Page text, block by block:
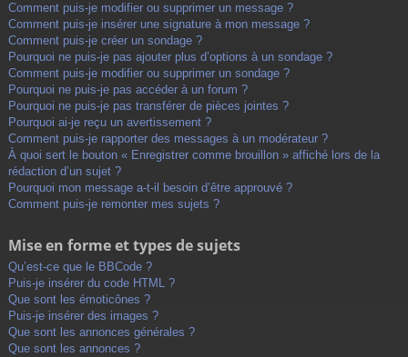
Comment puis-je modifier ou supprimer un message ?
Comment puis-je insérer une signature à mon message ?
Comment puis-je créer un sondage ?
Pourquoi ne puis-je pas ajouter plus d’options à un sondage ?
Comment puis-je modifier ou supprimer un sondage ?
Pourquoi ne puis-je pas accéder à un forum ?
Pourquoi ne puis-je pas transférer de pièces jointes ?
Pourquoi ai-je reçu un avertissement ?
Comment puis-je rapporter des messages à un modérateur ?
À quoi sert le bouton « Enregistrer comme brouillon » affiché lors de la
rédaction d’un sujet ?
Pourquoi mon message a-t-il besoin d’être approuvé ?
Comment puis-je remonter mes sujets ?
Mise en forme et types de sujets
Qu’est-ce que le BBCode ?
Puis-je insérer du code HTML ?
Que sont les émoticônes ?
Puis-je insérer des images ?
Que sont les annonces générales ?
Que sont les annonces ?